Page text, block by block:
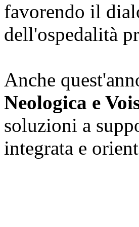
favorendo il
dell'ospedalità
Anche
Neologica e
soluzioni a
integrata e